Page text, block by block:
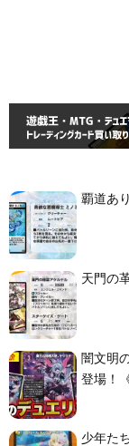
覇道あ
天門の
闇文明
登場！
少年た